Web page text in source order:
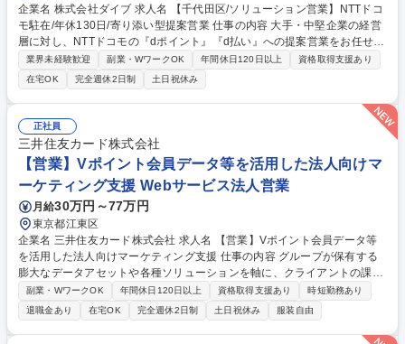
企業名 株式会社ダイブ 求人名 【千代田区/ソリューション営業】NTTドコ
モ駐在/年休130日/寄り添い型提案営業 仕事の内容 大手・中堅企業の経営
層に対し、NTTドコモの『dポイント』『d払い』への提案営業をお任せし
ます。NTTドコモのパートナーとして営業していただくのでアプローチも
スムーズ◎将来的には正社員も目指せます！ 【業務概要】『dポイント』
『d払い』加盟を提案するソリューション営業 ■新規開拓：経営幹部層へ
加盟による課題解決を提案する ■導入・拡大：契約後の手配調整やサービ
ス導入後の各種販促企画等 【営業形態】■適性によりアサインできる部署
へ配属 ■ノルマはございませんが、目標はあり ■ただ営業するのではな
く、ヒアリングを通しお客様の求めるものを提案営業 募集職種 【千代田
区/ソリューション営業】NTTドコモ駐在/年休130日/寄り添い型提案営業
業界未経験歓迎 副業・WワークOK 年間休日120日以上
資格取得支援あり
在宅OK
完全週休2日制 土日祝休み
正社員
三井住友カード株式会社
【営業】Vポイント会員データ等を活用した法人向けマ
ーケティング支援 Webサービス法人営業
月給30万円～77万円
東京都江東区
企業名 三井住友カード株式会社 求人名 【営業】Vポイント会員データ等
を活用した法人向けマーケティング支援 仕事の内容 グループが保有する
膨大なデータアセットや各種ソリューションを軸に、クライアントの課題
解決と事業成長に貢献することがミッションです。日用消費財メーカーや
小売企業等を担当し、営業・企画活動全般をリード。 ■Vポイントや決済
データを活用した販促・マーケティング施策の企画提案 ■社内の各専門ス
タッフと協業したデータ分析および顧客課題の解決支援 ■担当案件におけ
副業・WワークOK 年間休日120日以上 資格取得支援あり
時短勤務あり
退職金あり
在宅OK 完全週休2日制 土日祝休み 服装自由